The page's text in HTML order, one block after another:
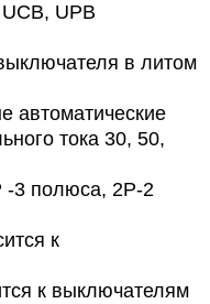
UPB
в литом
автоматические
тока 30, 50,
-3 полюса, 2P-2
к
к выключателям